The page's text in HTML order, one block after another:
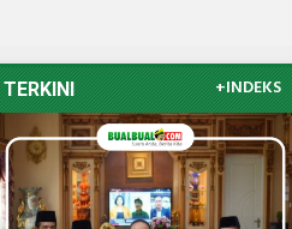
TERKINI +INDEKS